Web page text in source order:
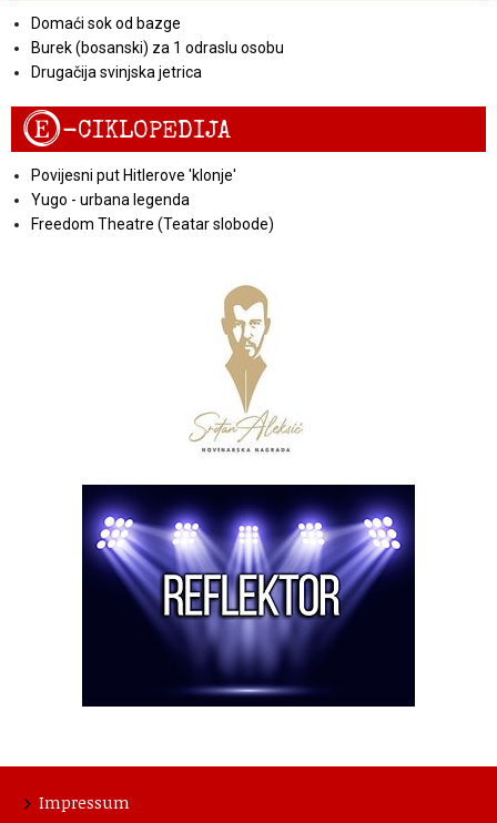
Domaći sok od bazge
Burek (bosanski) za 1 odraslu osobu
Drugačija svinjska jetrica
E-CIKLOPEDIJA
Povijesni put Hitlerove 'klonje'
Yugo - urbana legenda
Freedom Theatre (Teatar slobode)
Impressum